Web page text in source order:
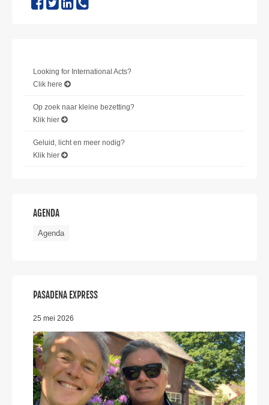
Looking for International Acts?
Clik here
Op zoek naar kleine bezetting?
Klik hier
Geluid, licht en meer nodig?
Klik hier
AGENDA
Agenda
PASADENA EXPRESS
25 mei 2026